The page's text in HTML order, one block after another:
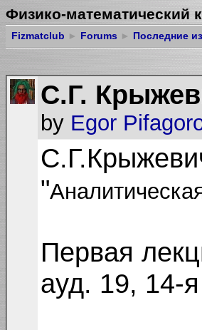
Физико-
Fizmatclub ► Forums ► Последние
С.Г.
by Egor
"
Первая
ауд. 19, 14-